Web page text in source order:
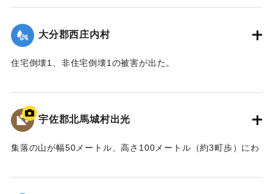
｜固有コード:00481034
大分郡西庄内村
住宅倒壊1、非住宅倒壊1の被害が出た。
｜固有コード:00481026
宇佐郡北馬城村出光
集落の山が幅50メートル、高さ100メートル（約3町歩）にわ